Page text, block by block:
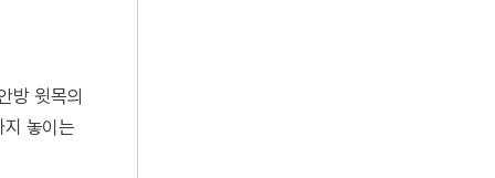
방 윗목의
지 놓이는